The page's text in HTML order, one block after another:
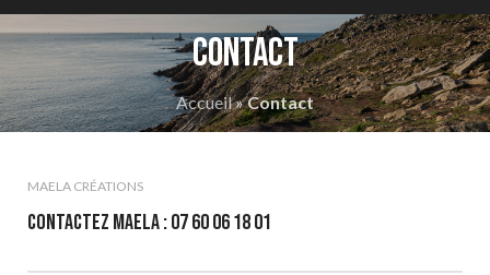
Contact
Accueil»Contact
MAELA CRÉATIONS
CONTACTEZ MAELA : 07 60 06 18 01